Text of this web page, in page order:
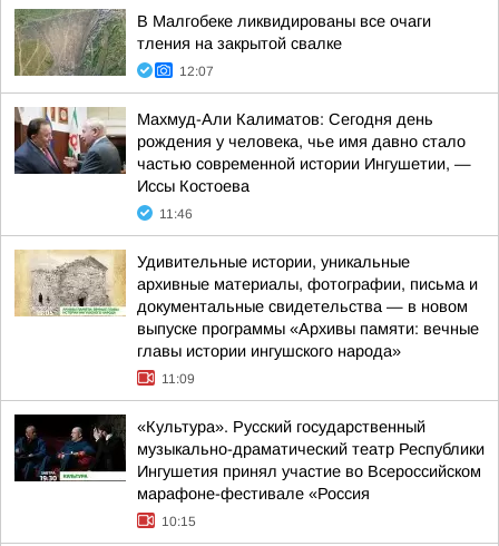
В Малгобеке ликвидированы все очаги
тления на закрытой свалке
12:07
Махмуд-Али Калиматов: Сегодня день
рождения у человека, чье имя давно стало
частью современной истории Ингушетии, —
Иссы Костоева
11:46
Удивительные истории, уникальные
архивные материалы, фотографии, письма и
документальные свидетельства — в новом
выпуске программы «Архивы памяти: вечные
главы истории ингушского народа»
11:09
«Культура». Русский государственный
музыкально-драматический театр Республики
Ингушетия принял участие во Всероссийском
марафоне-фестивале «Россия
10:15